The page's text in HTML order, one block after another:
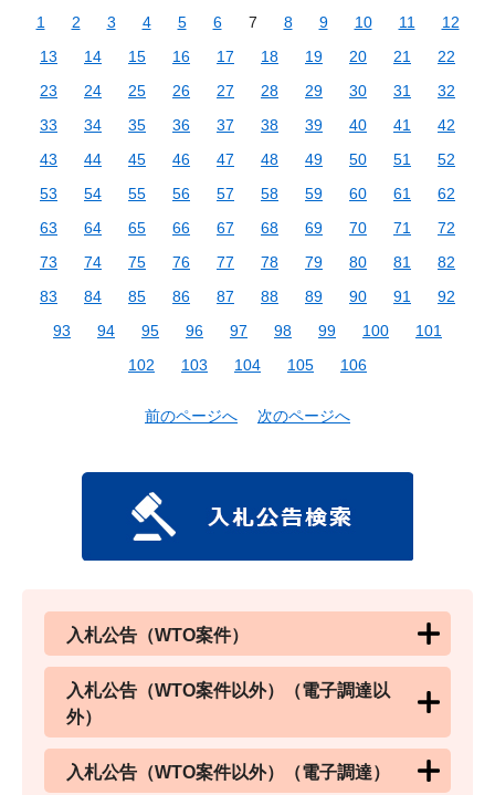
1 2 3 4 5 6 7 8 9 10 11
12
13
14 15 16 17 18 19 20 21
22
23
24 25 26 27 28 29 30 31
32
33
34 35 36 37 38 39 40 41
42
43
44 45 46 47 48 49 50 51
52
53
54 55 56 57 58 59 60 61
62
63
64 65 66 67 68 69 70 71
72
73
74 75 76 77 78 79 80 81
82
83
84 85 86 87 88 89 90 91
92
93
94 95 96 97 98 99 100
101
102
103 104 105 106
前のページへ 次のページへ
入札公告（WTO案件）
入札公告（WTO案件以外）（電子調達以
外）
入札公告（WTO案件以外）（電子調達）